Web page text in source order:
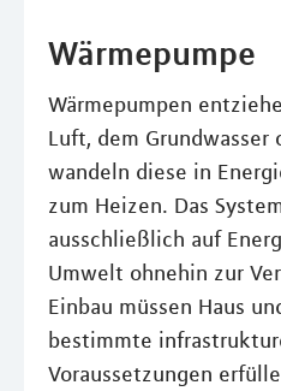
Wärmepumpe
Wärmepumpen
Luft, dem Grundwasser
wandeln diese in
zum Heizen. Das
ausschließlich auf
Umwelt ohnehin zur
Einbau müssen Haus
bestimmte
Voraussetzungen